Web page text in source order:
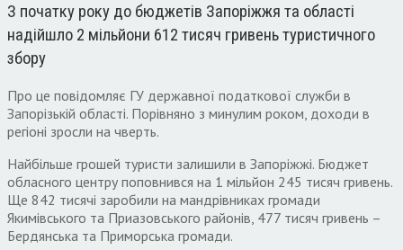
З початку року до бюджетів Запоріжжя та області
надійшло 2 мільйони 612 тисяч гривень туристичного
збору
Про це повідомляє ГУ державної податкової служби в
Запорізькій області. Порівняно з минулим роком, доходи в
регіоні зросли на чверть.
Найбільше грошей туристи залишили в Запоріжжі. Бюджет
обласного центру поповнився на 1 мільйон 245 тисяч гривень.
Ще 842 тисячі заробили на мандрівниках громади
Якимівського та Приазовського районів, 477 тисяч гривень –
Бердянська та Приморська громади.